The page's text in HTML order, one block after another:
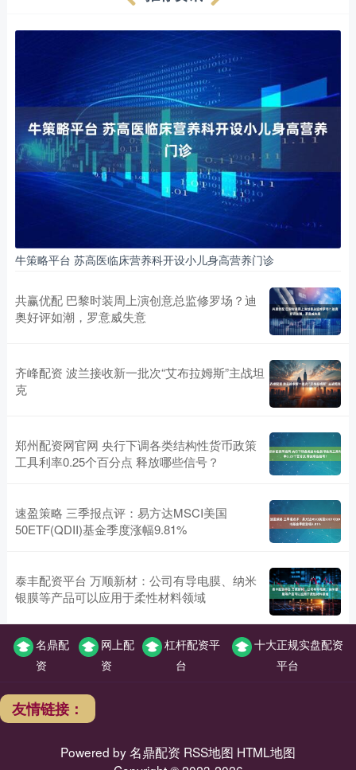
牛策略平台 苏高医临床营养科开设小儿身高营养门诊
共赢优配 巴黎时装周上演创意总监修罗场？迪
奥好评如潮，罗意威失意
齐峰配资 波兰接收新一批次“艾布拉姆斯”主战坦
克
郑州配资网官网 央行下调各类结构性货币政策
工具利率0.25个百分点 释放哪些信号？
速盈策略 三季报点评：易方达MSCI美国
50ETF(QDII)基金季度涨幅9.81%
泰丰配资平台 万顺新材：公司有导电膜、纳米
银膜等产品可以应用于柔性材料领域
名鼎配
资
网上配
资
杠杆配资平
台
十大正规实盘配资
平台
友情链接：
Powered by名鼎配资 RSS地图 HTML地图